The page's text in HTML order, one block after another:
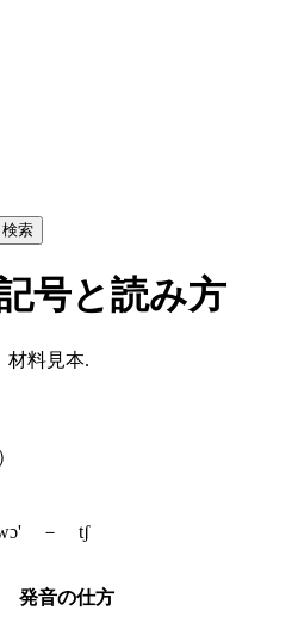
号と読み方
材料見本.
－ tʃ
発音の仕方